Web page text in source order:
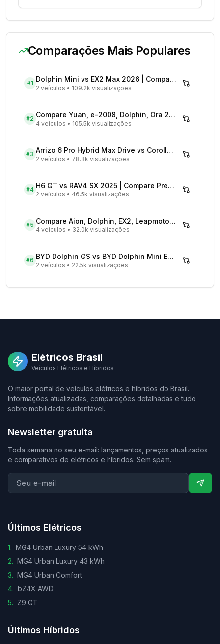
Comparações Mais Populares
#1 Dolphin Mini vs EX2 Max 2026 | Compare Preços
2 veículos • 109.2k visualizações
#2 Compare Yuan, e-2008, Dolphin, Ora 2026 | Veículos Elétricos
4 veículos • 105.5k visualizações
#3 Arrizo 6 Pro Hybrid Max Drive vs Corolla Cross XRX Hybrid - Comparativo Completo
2 veículos • 78.8k visualizações
#4 H6 GT vs RAV4 SX 2025 | Compare Preços
2 veículos • 46.5k visualizações
#5 Compare Aion, Dolphin, EX2, Leapmotor 2026 | Veículos Elétricos
4 veículos • 32.0k visualizações
#6 BYD Dolphin GS vs BYD Dolphin Mini EV - Comparativo Completo
2 veículos • 22.5k visualizações
Elétricos Brasil
Veículos Elétricos e Híbridos
O maior portal de veículos elétricos e híbridos do Brasil.
Informações atualizadas, comparações detalhadas e tudo
sobre mobilidade sustentável.
Newsletter gratuita
Toda semana no seu e-mail: lançamentos, preços atualizados
e comparativos de elétricos e híbridos. Sem spam.
Últimos Elétricos
1. MG4 Urban Luxury 54 kWh
2. MG4 Urban Luxury 43 kWh
3. MG4 Urban Comfort
4. bZ4X AWD
5. Z9 GT
Últimos Híbridos